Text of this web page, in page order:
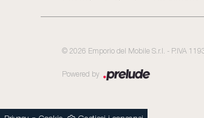
© 2026 Emporio del Mobile S.r.l. - P.IVA
Powered by